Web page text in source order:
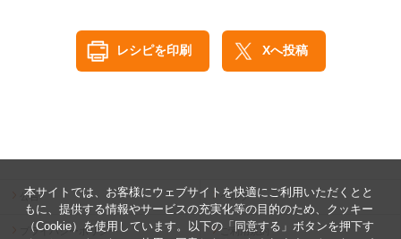
レシピを印刷 Xへ投稿
公告 ヘルプ
プライバシーポリシー ご利用規約
本サイトでは、お客様にウェブサイトを快適にご利用いただくとと
もに、提供する情報やサービスの充実化等の目的のため、クッキー
（Cookie）を使用しています。以下の「同意する」ボタンを押下す